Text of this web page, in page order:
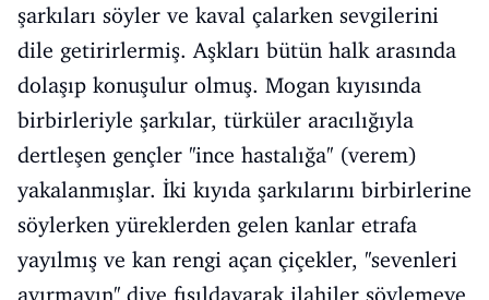
şarkıları söyler ve kaval çalarken sevgilerini
dile getirirlermiş. Aşkları bütün halk arasında
dolaşıp konuşulur olmuş. Mogan kıyısında
birbirleriyle şarkılar, türküler aracılığıyla
dertleşen gençler ''ince hastalığa'' (verem)
yakalanmışlar. İki kıyıda şarkılarını birbirlerine
söylerken yüreklerden gelen kanlar etrafa
yayılmış ve kan rengi açan çiçekler, ''sevenleri
ayırmayın'' diye fısıldayarak ilahiler söylemeye